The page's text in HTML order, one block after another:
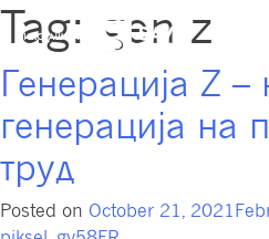
Tag: gen z
Генерација Z –
генерација на
труд
Posted on October 21, 2021